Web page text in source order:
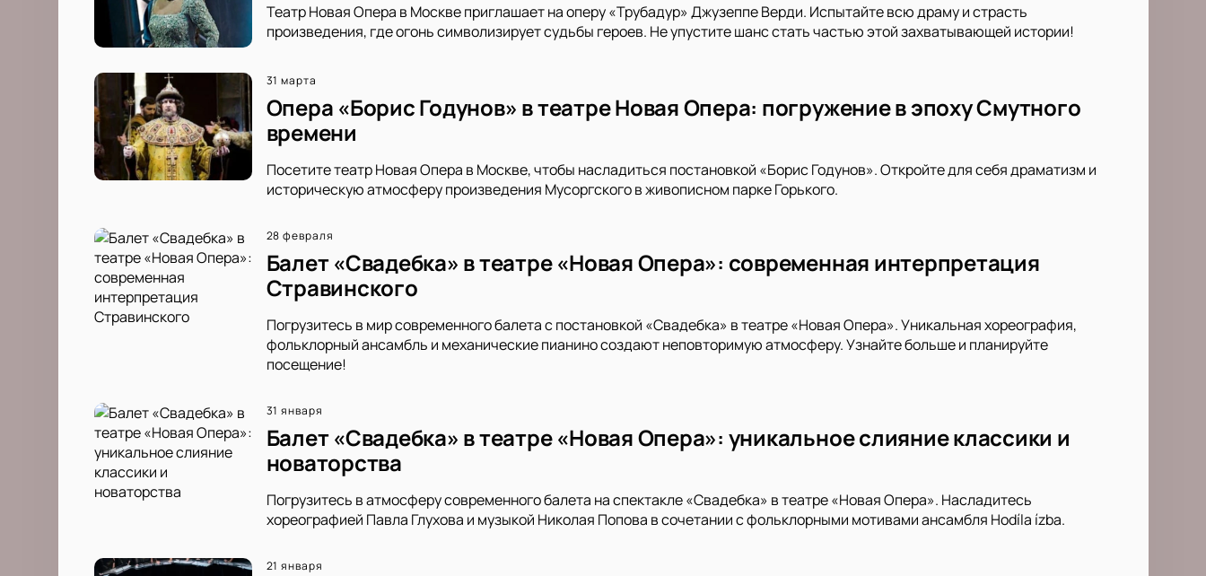
Театр Новая Опера в Москве приглашает на оперу «Трубадур» Джузеппе Верди. Испытайте всю драму и страсть
произведения, где огонь символизирует судьбы героев. Не упустите шанс стать частью этой захватывающей истории!
31 марта
Опера «Борис Годунов» в театре Новая Опера: погружение в эпоху Смутного
времени
Посетите театр Новая Опера в Москве, чтобы насладиться постановкой «Борис Годунов». Откройте для себя драматизм и
историческую атмосферу произведения Мусоргского в живописном парке Горького.
28 февраля
Балет «Свадебка» в театре «Новая Опера»: современная интерпретация
Стравинского
Погрузитесь в мир современного балета с постановкой «Свадебка» в театре «Новая Опера». Уникальная хореография,
фольклорный ансамбль и механические пианино создают неповторимую атмосферу. Узнайте больше и планируйте
посещение!
31 января
Балет «Свадебка» в театре «Новая Опера»: уникальное слияние классики и
новаторства
Погрузитесь в атмосферу современного балета на спектакле «Свадебка» в театре «Новая Опера». Насладитесь
хореографией Павла Глухова и музыкой Николая Попова в сочетании с фольклорными мотивами ансамбля Hodíla ízba.
21 января